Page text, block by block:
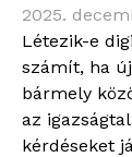
2025.
Létezik-e
számít, ha
bármely
az
kérdéseket